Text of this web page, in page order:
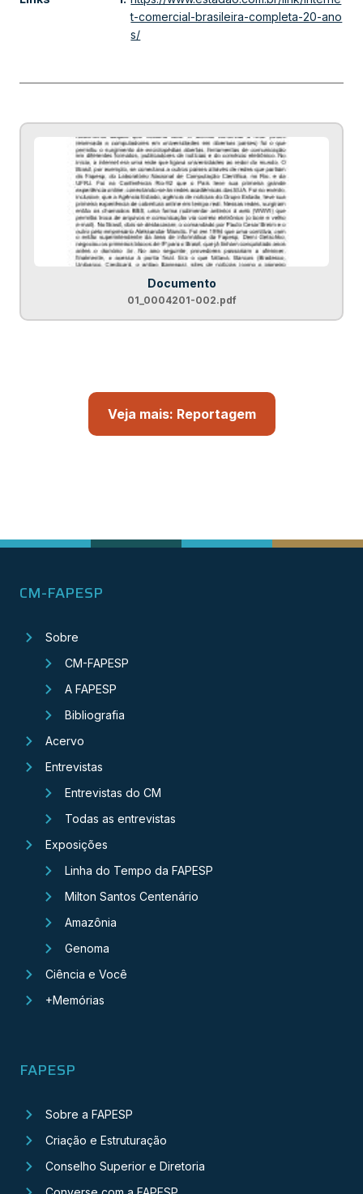
t-comercial-brasileira-completa-20-ano
s/
Documento
01_0004201-002.pdf
Veja mais: Reportagem
CM-FAPESP
Sobre
CM-FAPESP
A FAPESP
Bibliografia
Acervo
Entrevistas
Entrevistas do CM
Todas as entrevistas
Exposições
Linha do Tempo da FAPESP
Milton Santos Centenário
Amazônia
Genoma
Ciência e Você
+Memórias
FAPESP
Sobre a FAPESP
Criação e Estruturação
Conselho Superior e Diretoria